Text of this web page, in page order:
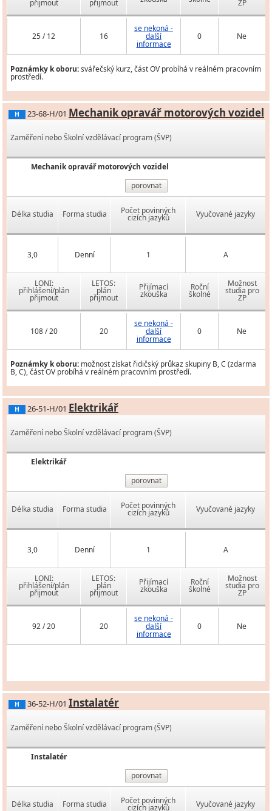
přijmout přijmout ZP
25 / 12 16
se nekoná -
další
informace
0 Ne
Poznámky k oboru:svářečský kurz, část OV probíhá v reálném pracovním
prostředí.
H 23-68-H/01 Mechanik opravář motorových vozidel
Zaměření nebo Školní vzdělávací program (ŠVP)
Mechanik opravář motorových vozidel
porovnat
Délka studia Forma studia Počet povinných
cizích jazyků Vyučované jazyky
3,0 Denní 1 A
LONI:
přihlášení/plán
přijmout
LETOS:
plán
přijmout
Přijímací
zkouška
Roční
školné
Možnost
studia pro
ZP
108 / 20 20
se nekoná -
další
informace
0 Ne
Poznámky k oboru: možnost získat řidičský průkaz skupiny B, C (zdarma
B, C), část OV probíhá v reálném pracovním prostředí.
H 26-51-H/01 Elektrikář
Zaměření nebo Školní vzdělávací program (ŠVP)
Elektrikář
porovnat
Délka studia Forma studia Počet povinných
cizích jazyků Vyučované jazyky
3,0 Denní 1 A
LONI:
přihlášení/plán
přijmout
LETOS:
plán
přijmout
Přijímací
zkouška
Roční
školné
Možnost
studia pro
ZP
92 / 20 20
se nekoná -
další
informace
0 Ne
H 36-52-H/01 Instalatér
Zaměření nebo Školní vzdělávací program (ŠVP)
Instalatér
porovnat
Délka studia Forma studia Počet povinných
cizích jazyků Vyučované jazyky